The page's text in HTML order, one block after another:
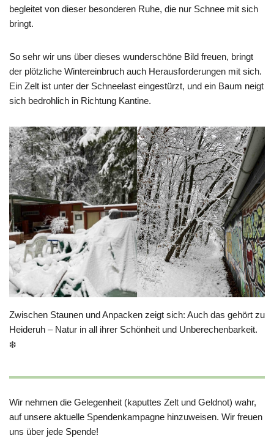
begleitet von dieser besonderen Ruhe, die nur Schnee mit sich
bringt.
So sehr wir uns über dieses wunderschöne Bild freuen, bringt
der plötzliche Wintereinbruch auch Herausforderungen mit sich.
Ein Zelt ist unter der Schneelast eingestürzt, und ein Baum neigt
sich bedrohlich in Richtung Kantine.
Zwischen Staunen und Anpacken zeigt sich: Auch das gehört zu
Heideruh – Natur in all ihrer Schönheit und Unberechenbarkeit.
❄️
Wir nehmen die Gelegenheit (kaputtes Zelt und Geldnot) wahr,
auf unsere aktuelle Spendenkampagne hinzuweisen. Wir freuen
uns über jede Spende!